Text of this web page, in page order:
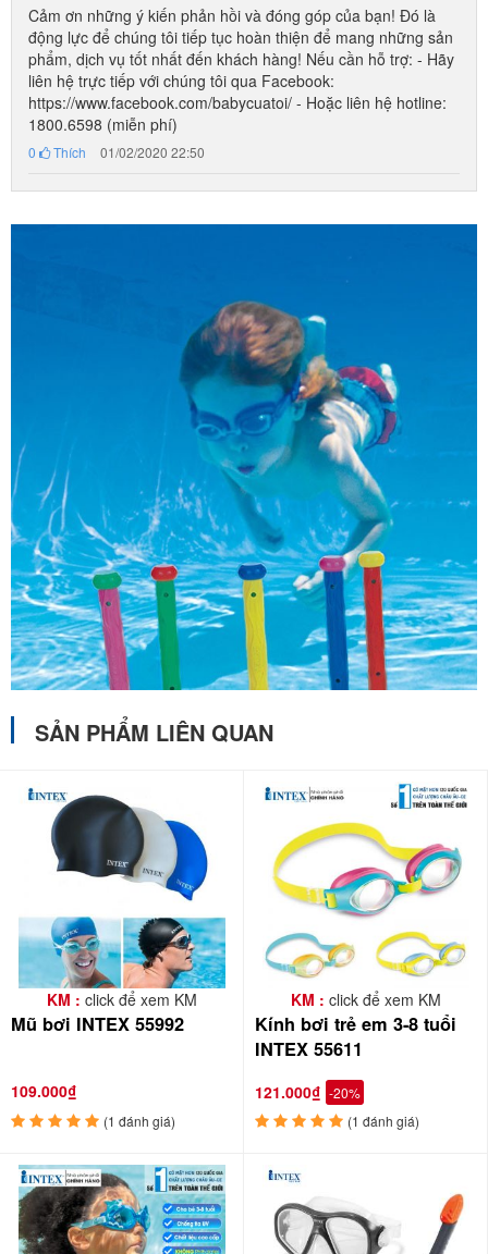
Cảm ơn những ý kiến phản hồi và đóng góp của bạn! Đó là
động lực để chúng tôi tiếp tục hoàn thiện để mang những sản
phẩm, dịch vụ tốt nhất đến khách hàng! Nếu cần hỗ trợ: - Hãy
liên hệ trực tiếp với chúng tôi qua Facebook:
https://www.facebook.com/babycuatoi/ - Hoặc liên hệ hotline:
1800.6598 (miễn phí)
0 Thích 01/02/2020 22:50
SẢN PHẨM LIÊN QUAN
KM : click để xem KM
Mũ bơi INTEX 55992
109.000₫
(1 đánh giá)
KM : click để xem KM
Kính bơi trẻ em 3-8 tuổi
INTEX 55611
121.000₫ -20%
(1 đánh giá)